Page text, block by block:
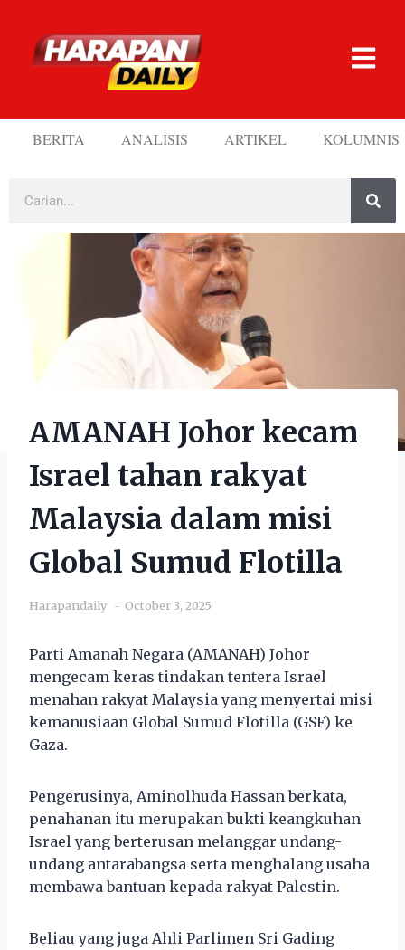
BERITA ANALISIS ARTIKEL KOLUMNIS
AMANAH Johor kecam
Israel tahan rakyat
Malaysia dalam misi
Global Sumud Flotilla
Harapandaily October 3, 2025
Parti Amanah Negara (AMANAH) Johor
mengecam keras tindakan tentera Israel
menahan rakyat Malaysia yang menyertai misi
kemanusiaan Global Sumud Flotilla (GSF) ke
Gaza.
Pengerusinya, Aminolhuda Hassan berkata,
penahanan itu merupakan bukti keangkuhan
Israel yang berterusan melanggar undang-
undang antarabangsa serta menghalang usaha
membawa bantuan kepada rakyat Palestin.
Beliau yang juga Ahli Parlimen Sri Gading